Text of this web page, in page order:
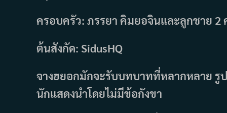
ครอบครัว: ภรรยา คิมยอจินและลูกชาย 2
ต้นสังกัด: SidusHQ
จางฮยอกมักจะรับบทบาทที่หลากหลาย รู
นักแสดงนำโดยไม่มีข้อกังขา